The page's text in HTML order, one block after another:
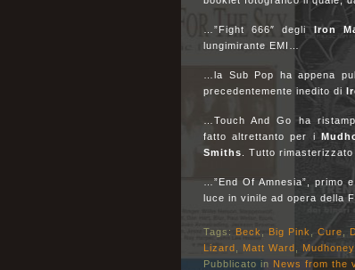
…”Fight 666″ degliIron
lungimirante EMI…
…la Sub Pop ha appena
precedentemente inedito di
…Touch And Go ha
fatto altrettanto per i
Smiths . Tutto
…”End Of Amnesia”, primo
luce in vinile ad opera della
Tags: Beck Big Pink Cure
Lizard
Matt Ward Mudhoney
Pubblicato in News from the